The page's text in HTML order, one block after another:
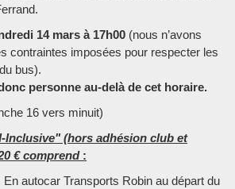
14 mars à 17h00 (nous n’avons
contraintes imposées pour respecter les
bus).
personne au-delà de cet horaire.
16 vers minuit)
Inclusive" (hors adhésion club et
€ comprend:
Transports Robin au départ du